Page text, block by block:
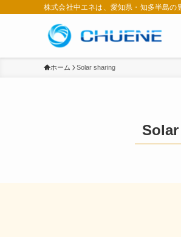
株式会社中エネは、愛知県・知多半島の
ホーム Solar sharing